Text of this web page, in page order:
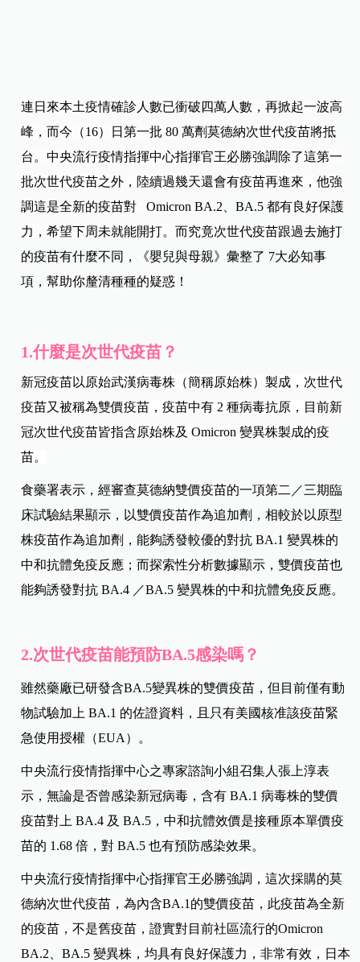
連日來本土疫情確診人數已衝破四萬人數，再掀起一波高
峰，而今（16）日第一批 80 萬劑莫德納次世代疫苗將抵
台。中央流行疫情指揮中心指揮官王必勝強調除了這第一
批次世代疫苗之外，陸續過幾天還會有疫苗再進來，他強
調這是全新的疫苗對 Omicron BA.2 、BA.5都有良好保護
力，希望下周未就能開打。而究竟次世代疫苗跟過去施打
的疫苗有什麼不同，《嬰兒與母親》彙整了 7大必知事
項，幫助你釐清種種的疑惑！
1.什麼是次世代疫苗？
新冠疫苗以原始武漢病毒株（簡稱原始株）製成，次世代
疫苗又被稱為雙價疫苗，疫苗中有 2種病毒抗原，目前新
冠次世代疫苗皆指含原始株及Omicron變異株製成的疫
苗。
食藥署表示，經審查莫德納雙價疫苗的一項第二／三期臨
床試驗結果顯示，以雙價疫苗作為追加劑，相較於以原型
株疫苗作為追加劑，能夠誘發較優的對抗 BA.1 變異株的
中和抗體免疫反應；而探索性分析數據顯示，雙價疫苗也
能夠誘發對抗 BA.4 ／BA.5 變異株的中和抗體免疫反應。
2.次世代疫苗能預防BA.5感染嗎？
雖然藥廠已研發含BA.5變異株的雙價疫苗，但目前僅有動
物試驗加上 BA.1 的佐證資料，且只有美國核准該疫苗緊
急使用授權（EUA）。
中央流行疫情指揮中心之專家諮詢小組召集人張上淳表
示，無論是否曾感染新冠病毒，含有 BA.1 病毒株的雙價
疫苗對上 BA.4 及 BA.5，中和抗體效價是接種原本單價疫
苗的 1.68 倍，對 BA.5 也有預防感染效果。
中央流行疫情指揮中心指揮官王必勝強調，這次採購的莫
德納次世代疫苗，為內含BA.1 的雙價疫苗，此疫苗為全新
的疫苗，不是舊疫苗，證實對目前社區流行的Omicron
BA.2 、BA.5變異株，均具有良好保護力，非常有效，日本